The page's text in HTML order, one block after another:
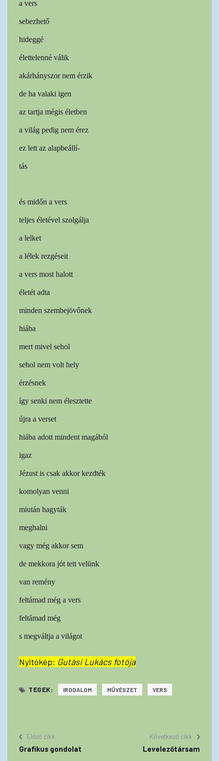
a vers
sebezhető
hideggé
élettelenné válik
akárhányszor nem érzik
de ha valaki igen
az tartja mégis életben
a világ pedig nem érez
ez lett az alapbeállí-
tás
és midőn a vers
teljes életével szolgálja
a lelket
a lélek rezgéseit
a vers most halott
életét adta
minden szembejövőnek
hiába
mert mivel sehol
sehol nem volt hely
érzésnek
így senki nem élesztette
újra a verset
hiába adott mindent magából
igaz
Jézust is csak akkor kezdték
komolyan venni
miután hagyták
meghalni
vagy még akkor sem
de mekkora jót tett velünk
van remény
feltámad még a vers
feltámad még
s megváltja a világot
Nyitókép: Gutási Lukács fotója
TEGEK: IRODALOM MŰVÉSZET VERS
Előző cikk
Grafikus gondolat
Következő cikk
Levelezőtársam